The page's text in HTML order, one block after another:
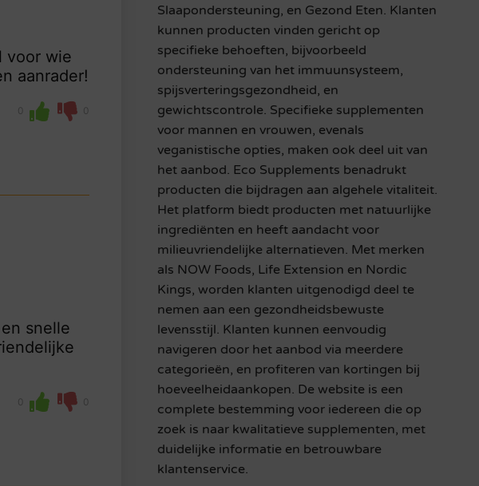
voor wie
aanrader!
0 0
snelle
0 0
Slaapondersteuning, en Gezond Eten. Klanten
kunnen producten vinden gericht op
specifieke behoeften, bijvoorbeeld
ondersteuning van het immuunsysteem,
spijsverteringsgezondheid, en
gewichtscontrole. Specifieke supplementen
voor mannen en vrouwen, evenals
veganistische opties, maken ook deel uit van
het aanbod. Eco Supplements benadrukt
producten die bijdragen aan algehele vitaliteit.
Het platform biedt producten met natuurlijke
ingrediënten en heeft aandacht voor
milieuvriendelijke alternatieven. Met merken
als NOW Foods, Life Extension en Nordic
Kings, worden klanten uitgenodigd deel te
nemen aan een gezondheidsbewuste
levensstijl. Klanten kunnen eenvoudig
navigeren door het aanbod via meerdere
categorieën, en profiteren van kortingen bij
hoeveelheidaankopen. De website is een
complete bestemming voor iedereen die op
zoek is naar kwalitatieve supplementen, met
duidelijke informatie en betrouwbare
klantenservice.